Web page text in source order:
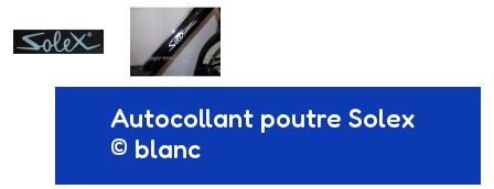
Autocollant poutre Solex
© blanc